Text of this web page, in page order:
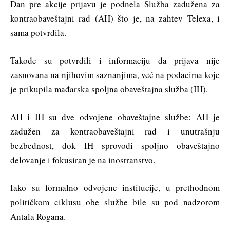
Dan pre akcije prijavu je podnela Služba zadužena za
kontraobaveštajni rad (AH) što je, na zahtev Telexa, i
sama potvrdila.
Takođe su potvrdili i informaciju da prijava nije
zasnovana na njihovim saznanjima, već na podacima koje
je prikupila mađarska spoljna obaveštajna služba (IH).
AH i IH su dve odvojene obaveštajne službe: AH je
zadužen za kontraobaveštajni rad i unutrašnju
bezbednost, dok IH sprovodi spoljno obaveštajno
delovanje i fokusiran je na inostranstvo.
Iako su formalno odvojene institucije, u prethodnom
političkom ciklusu obe službe bile su pod nadzorom
Antala Rogana.